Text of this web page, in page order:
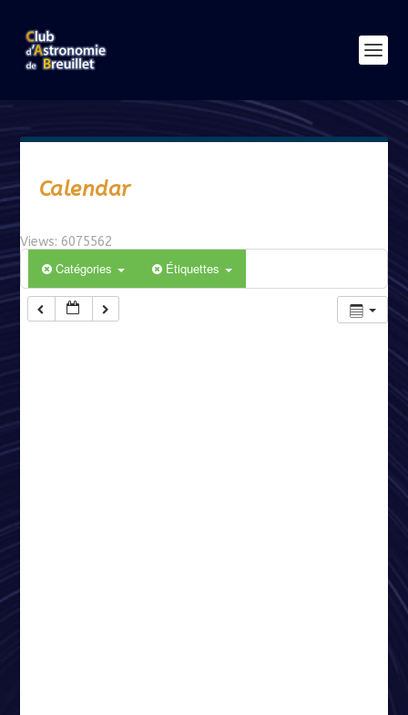
Calendar
Views: 6075562
Catégories Étiquettes